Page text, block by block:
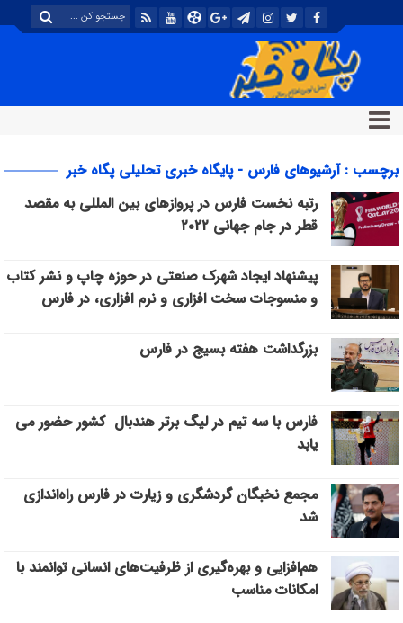
برچسب : آرشیوهای فارس - پایگاه خبری تحلیلی پگاه خبر
رتبه نخست فارس در پروازهای بین المللی به مقصد
قطر در جام جهانی ۲۰۲۲
پیشنهاد ایجاد شهرک صنعتی در حوزه چاپ و نشر کتاب
و منسوجات سخت افزاری و نرم افزاری، در فارس
بزرگداشت هفته بسیج در فارس
فارس با سه تیم در لیگ برتر هندبال کشور حضور می
یابد
مجمع نخبگان گردشگری و زیارت در فارس راه‌اندازی
شد
هم‌افزایی و بهره‌گیری از ظرفیت‌های انسانی توانمند با
امکانات مناسب